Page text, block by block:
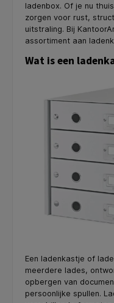
ladenbox. Of je nu
zorgen voor rust,
uitstraling. Bij
assortiment aan
Wat is een
Een ladenkastje of
meerdere lades,
opbergen van
persoonlijke spullen.